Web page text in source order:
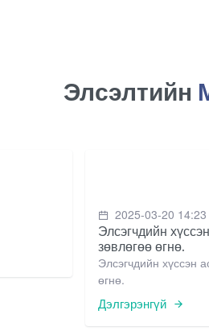
Элсэлтийн
2025-03-20 14:23
Элсэгчдийн
зөвлөгөө өгнө.
Элсэгчдийн хүссэн
өгнө.
Дэлгэрэнгүй